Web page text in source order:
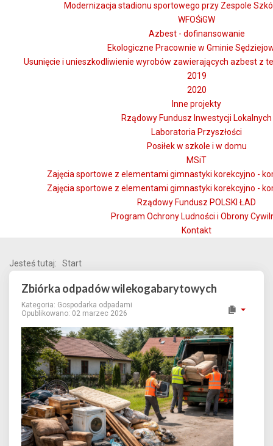
Modernizacja stadionu sportowego przy Zespole
WFOŚiGW
Azbest - dofinansowanie
Ekologiczne Pracownie w Gminie
Usunięcie i unieszkodliwienie wyrobów zawierających azbest z
2019
2020
Inne projekty
Rządowy Fundusz Inwestycji Lokalnych
Laboratoria Przyszłości
Posiłek w szkole i w domu
MSiT
Zajęcia sportowe z elementami gimnastyki korekcyjno -
Zajęcia sportowe z elementami gimnastyki korekcyjno -
Rządowy Fundusz POLSKI ŁAD
Program Ochrony Ludności i Obrony
Kontakt
Jesteś tutaj: Start
Zbiórka odpadów wilekogabarytowych
Kategoria: Gospodarka odpadami
Opublikowano: 02 marzec 2026